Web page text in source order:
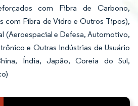
com Fibra de Carbono,
com Fibra de Vidro e Outros Tipos),
(Aeroespacial e Defesa, Automotivo,
e Outras Indústrias de Usuário
Índia, Japão, Coreia do Sul,